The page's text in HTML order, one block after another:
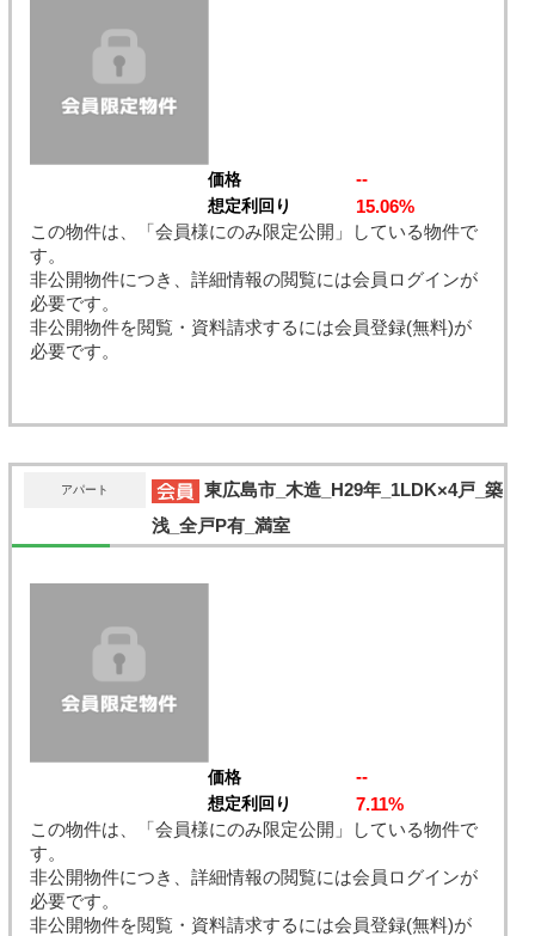
価格 --
想定利回り
15.06%
この物件は、「会員様にのみ限定公開」している物件で
す。
非公開物件につき、詳細情報の閲覧には会員ログインが
必要です。
非公開物件を閲覧・資料請求するには会員登録(無料)が
必要です。
アパート
東広島市_木造_H29年_1LDK×4戸_築
浅_全戸P有_満室
価格 --
想定利回り
7.11%
この物件は、「会員様にのみ限定公開」している物件で
す。
非公開物件につき、詳細情報の閲覧には会員ログインが
必要です。
非公開物件を閲覧・資料請求するには会員登録(無料)が